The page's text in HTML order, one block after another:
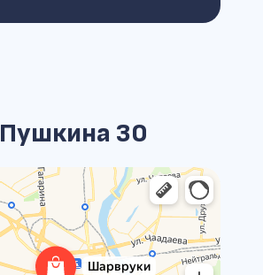
Пушкина 30